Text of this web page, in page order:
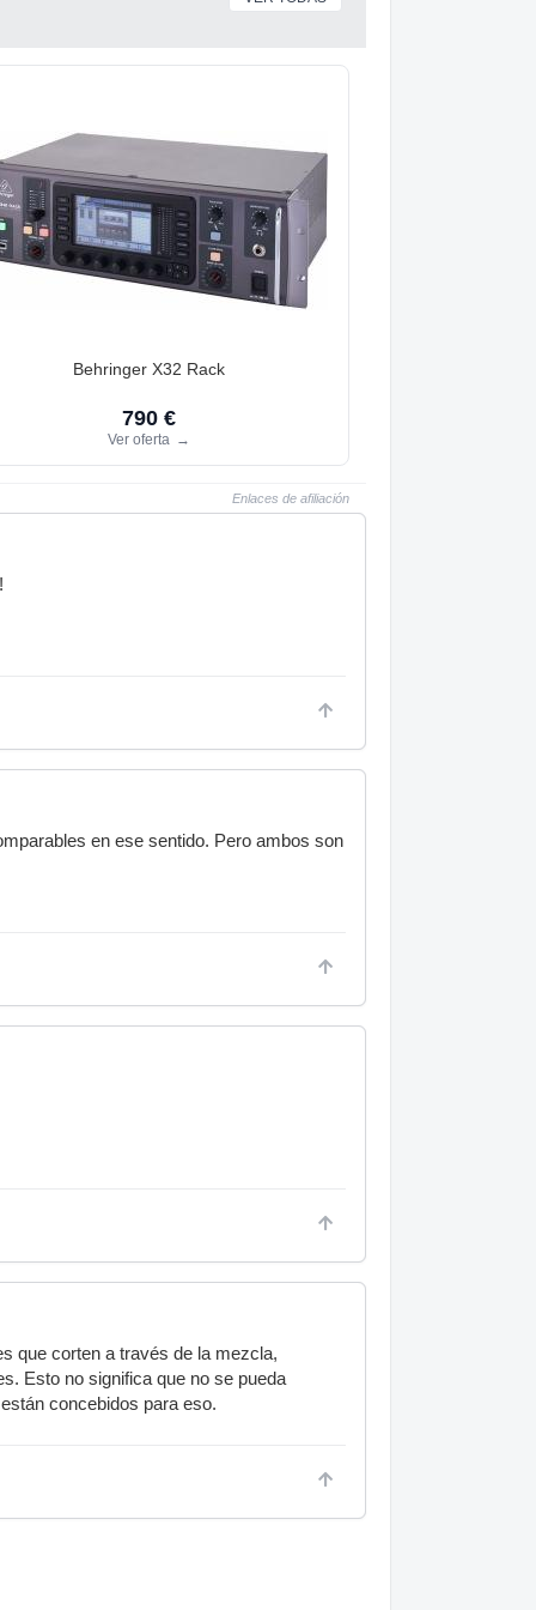
Behringer X32 Rack
790 €
Ver oferta →
Enlaces de afiliación
en ese sentido. Pero ambos son
que corten a través de la mezcla,
Esto no significa que no se pueda
concebidos para eso.